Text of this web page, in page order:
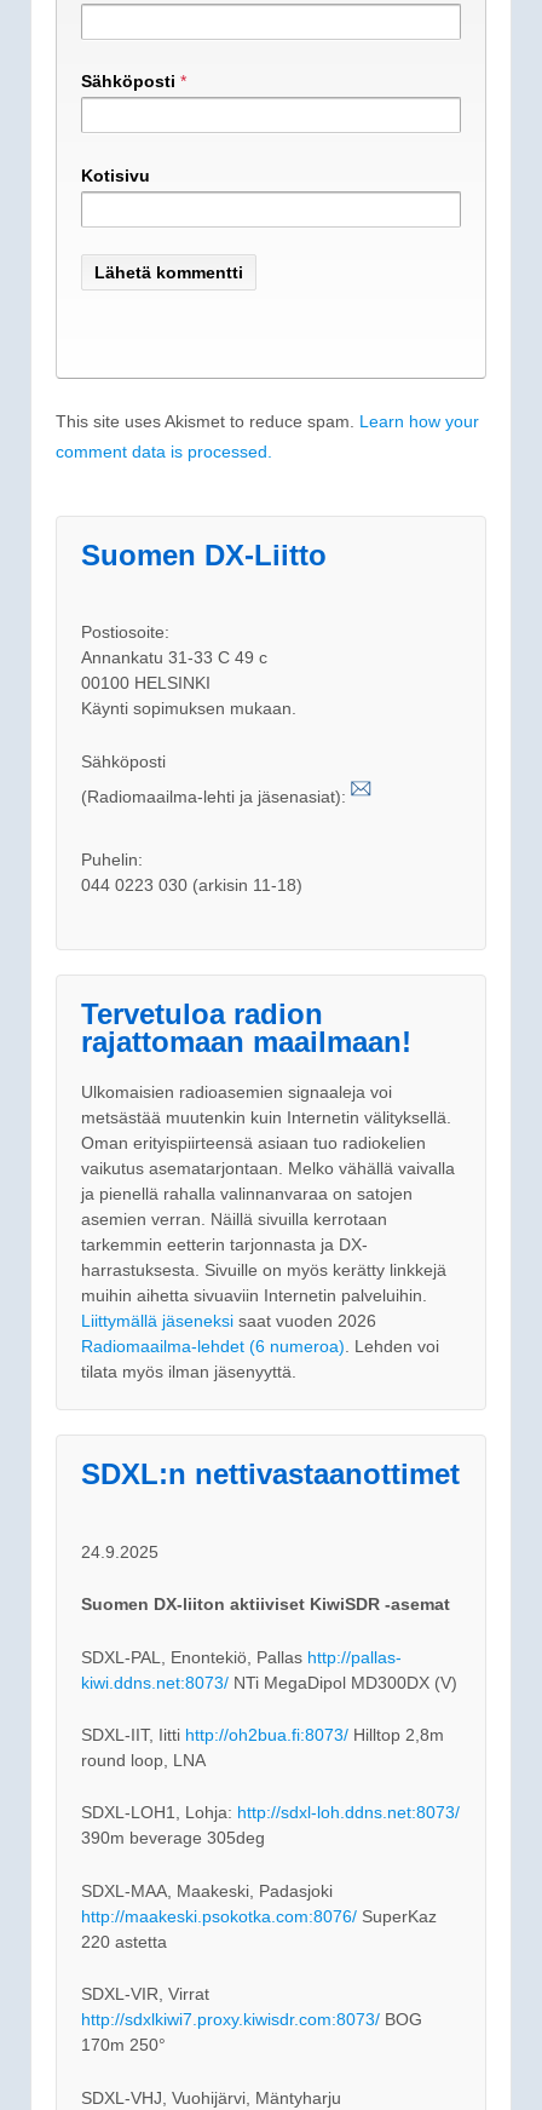
Sähköposti *
Kotisivu
This site uses Akismet to reduce spam. Learn how your
comment data is processed.
Suomen DX-Liitto
Postiosoite:
Annankatu 31-33 C 49 c
00100 HELSINKI
Käynti sopimuksen mukaan.
Sähköposti
(Radiomaailma-lehti ja jäsenasiat):
Puhelin:
044 0223 030 (arkisin 11-18)
Tervetuloa radion
rajattomaan maailmaan!
Ulkomaisien radioasemien signaaleja voi
metsästää muutenkin kuin Internetin välityksellä.
Oman erityispiirteensä asiaan tuo radiokelien
vaikutus asematarjontaan. Melko vähällä vaivalla
ja pienellä rahalla valinnanvaraa on satojen
asemien verran. Näillä sivuilla kerrotaan
tarkemmin eetterin tarjonnasta ja DX-
harrastuksesta. Sivuille on myös kerätty linkkejä
muihin aihetta sivuaviin Internetin palveluihin.
Liittymällä jäseneksi saat vuoden 2026
Radiomaailma-lehdet (6 numeroa). Lehden voi
tilata myös ilman jäsenyyttä.
SDXL:n nettivastaanottimet
24.9.2025
Suomen DX-liiton aktiiviset KiwiSDR -asemat
SDXL-PAL, Enontekiö, Pallas http://pallas-
kiwi.ddns.net:8073/ NTi MegaDipol MD300DX (V)
SDXL-IIT, Iitti http://oh2bua.fi:8073/ Hilltop 2,8m
round loop, LNA
SDXL-LOH1, Lohja: http://sdxl-loh.ddns.net:8073/
390m beverage 305deg
SDXL-MAA, Maakeski, Padasjoki
http://maakeski.psokotka.com:8076/ SuperKaz
220 astetta
SDXL-VIR, Virrat
http://sdxlkiwi7.proxy.kiwisdr.com:8073/ BOG
170m 250°
SDXL-VHJ, Vuohijärvi, Mäntyharju